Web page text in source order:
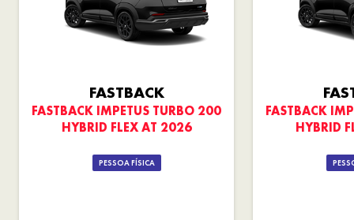
FASTBACK
FASTBACK IMPETUS TURBO 200
HYBRID FLEX AT 2026
PESSOA FÍSICA
FASTBACK
HYBRID